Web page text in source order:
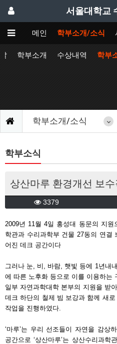
서울대학교
메인 학부소개/소식
학부소개 수상내역 학부
학부소개/소식
학부소식
상산마루 환경개선 보수
3379
2009년 11월 4일 홍성대 동문의 지
학관과 수리과학부 건물 27동의 연결
어진 데크 공간이다
그러나 눈, 비, 바람, 햇빛 등에 1년내
에 따른 노후화 등으로 이를 이용하는
일부 자연과학대학 본부의 지원을 받
데크 하단의 철제 빔 보강과 함께 새
작업을 진행하였다.
‘마루’는 우리 선조들이 자연을 감상
공간으로 ‘상산마루’는 상산수리과